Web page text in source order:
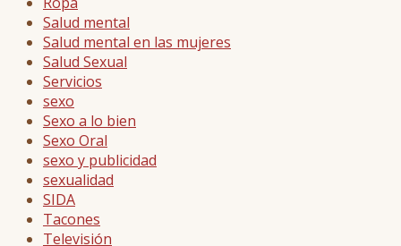
Salud mental
Salud mental en las mujeres
Salud Sexual
Servicios
sexo
Sexo a lo bien
Sexo Oral
sexo y publicidad
sexualidad
SIDA
Tacones
Televisión